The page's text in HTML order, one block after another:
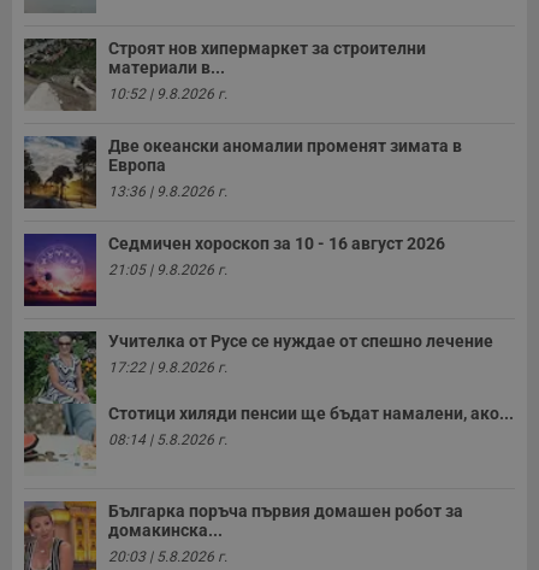
Строят нов хипермаркет за строителни
материали в...
10:52 | 9.8.2026 г.
Две океански аномалии променят зимата в
Европа
13:36 | 9.8.2026 г.
Седмичен хороскоп за 10 - 16 август 2026
21:05 | 9.8.2026 г.
Учителка от Русе се нуждае от спешно лечение
17:22 | 9.8.2026 г.
Стотици хиляди пенсии ще бъдат намалени, ако...
08:14 | 5.8.2026 г.
Българка поръча първия домашен робот за
домакинска...
20:03 | 5.8.2026 г.